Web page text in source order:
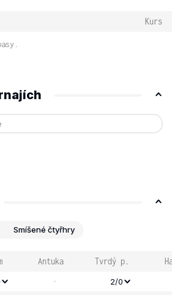
Kurs
Smíšené čtyřhry
Antuka Tvrdý p.
-
2/0